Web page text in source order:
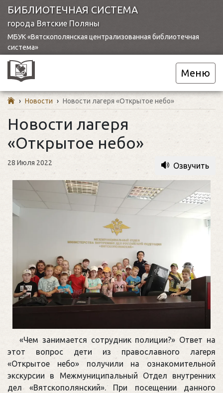
БИБЛИОТЕЧНАЯ СИСТЕМА
города Вятские Поляны
МБУК «Вятскополянская централизованная библиотечная
система»
Меню
› Новости › Новости лагеря «Открытое небо»
Новости лагеря
«Открытое небо»
28 Июля 2022 Озвучить
«Чем занимается сотрудник полиции?» Ответ на
этот вопрос дети из православного лагеря
«Открытое небо» получили на ознакомительной
экскурсии в Межмуниципальный Отдел внутренних
дел «Вятскополянский». При посещении данного